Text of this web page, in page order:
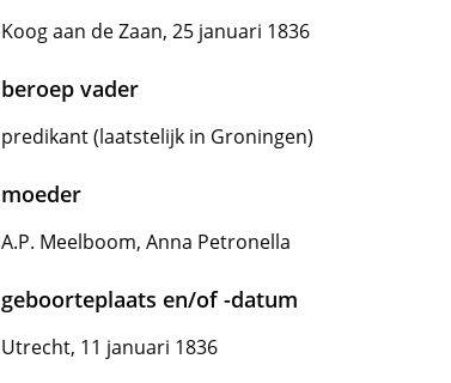
Koog aan de Zaan, 25 januari 1836
beroep vader
predikant (laatstelijk in Groningen)
moeder
A.P. Meelboom, Anna Petronella
geboorteplaats en/of -datum
Utrecht, 11 januari 1836